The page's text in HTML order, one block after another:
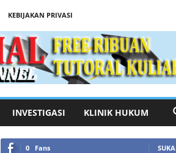
KEBIJAKAN PRIVASI
INVESTIGASI KLINIK HUKUM
0 Fans SUKA